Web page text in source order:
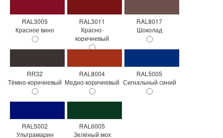
RAL3005
Красное вино
RAL3011
Красно-
коричневый
RAL8017
Шоколад
RR32
Тёмно-коричневый
RAL8004
Медно-коричневый
RAL5005
Сигнальный синий
RAL5002
Ультрамарин
RAL6005
Зелёный мох